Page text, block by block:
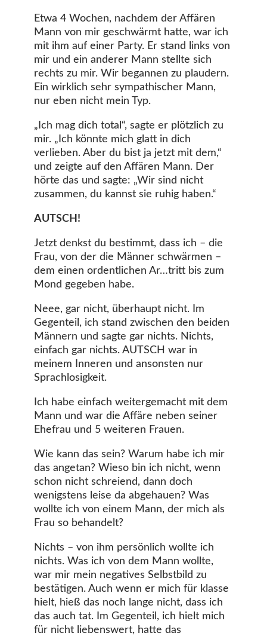
Etwa 4 Wochen, nachdem der Affären
Mann von mir geschwärmt hatte, war ich
mit ihm auf einer Party. Er stand links von
mir und ein anderer Mann stellte sich
rechts zu mir. Wir begannen zu plaudern.
Ein wirklich sehr sympathischer Mann,
nur eben nicht mein Typ.
„Ich mag dich total“, sagte er plötzlich zu
mir. „Ich könnte mich glatt in dich
verlieben. Aber du bist ja jetzt mit dem,“
und zeigte auf den Affären Mann. Der
hörte das und sagte: „Wir sind nicht
zusammen, du kannst sie ruhig haben.“
AUTSCH!
Jetzt denkst du bestimmt, dass ich – die
Frau, von der die Männer schwärmen –
dem einen ordentlichen Ar…tritt bis zum
Mond gegeben habe.
Neee, gar nicht, überhaupt nicht. Im
Gegenteil, ich stand zwischen den beiden
Männern und sagte gar nichts. Nichts,
einfach gar nichts. AUTSCH war in
meinem Inneren und ansonsten nur
Sprachlosigkeit.
Ich habe einfach weitergemacht mit dem
Mann und war die Affäre neben seiner
Ehefrau und 5 weiteren Frauen.
Wie kann das sein? Warum habe ich mir
das angetan? Wieso bin ich nicht, wenn
schon nicht schreiend, dann doch
wenigstens leise da abgehauen? Was
wollte ich von einem Mann, der mich als
Frau so behandelt?
Nichts – von ihm persönlich wollte ich
nichts. Was ich von dem Mann wollte,
war mir mein negatives Selbstbild zu
bestätigen. Auch wenn er mich für klasse
hielt, hieß das noch lange nicht, dass ich
das auch tat. Im Gegenteil, ich hielt mich
für nicht liebenswert, hatte das